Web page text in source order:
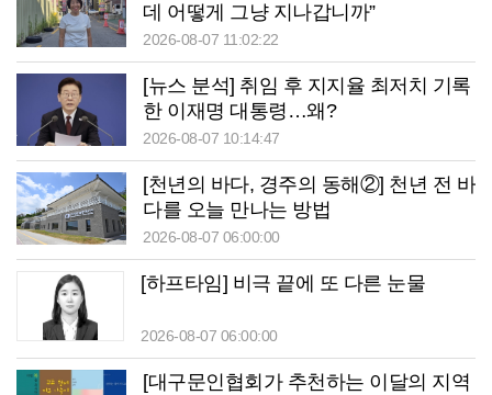
데 어떻게 그냥 지나갑니까”
2026-08-07 11:02:22
[뉴스 분석] 취임 후 지지율 최저치 기록
한 이재명 대통령…왜?
2026-08-07 10:14:47
[천년의 바다, 경주의 동해②] 천년 전 바
다를 오늘 만나는 방법
2026-08-07 06:00:00
[하프타임] 비극 끝에 또 다른 눈물
2026-08-07 06:00:00
[대구문인협회가 추천하는 이달의 지역